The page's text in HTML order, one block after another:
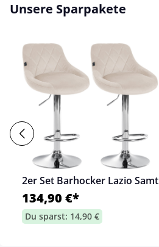
Unsere Sparpakete
2er Set Barhocker Lazio Samt
134,90 €*
Du sparst: 14,90 €